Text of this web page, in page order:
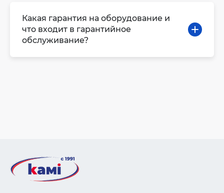
Какая гарантия на оборудование и
что входит в гарантийное
обслуживание?